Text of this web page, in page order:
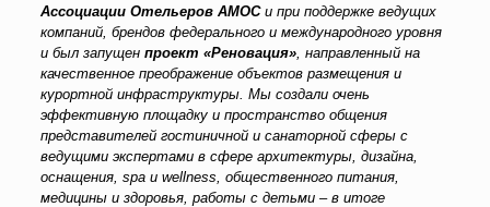
Ассоциации Отельеров АМОСи при поддержке ведущих
компаний, брендов федерального и международного уровня
и был запущен проект «Реновация», направленный на
качественное преображение объектов размещения и
курортной инфраструктуры. Мы создали очень
эффективную площадку и пространство общения
представителей гостиничной и санаторной сферы с
ведущими экспертами в сфере архитектуры, дизайна,
оснащения, spa и wellness, общественного питания,
медицины и здоровья, работы с детьми – в итоге